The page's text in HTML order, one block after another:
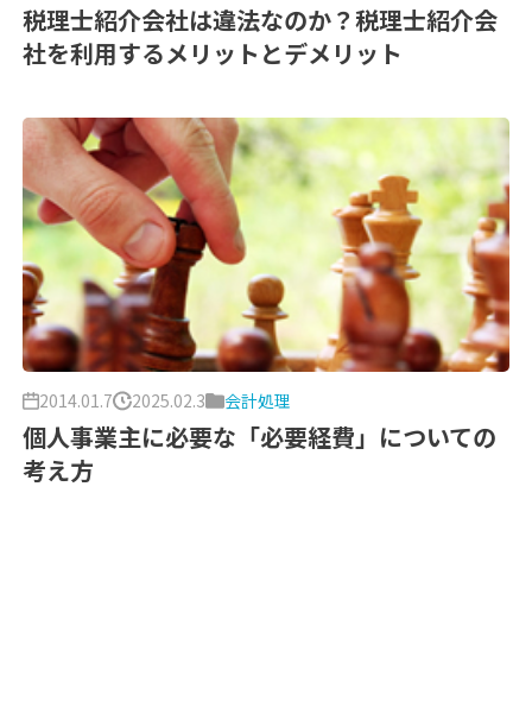
税理士紹介会社は違法なのか？税理士紹介会
社を利用するメリットとデメリット
2014.01.7 2025.02.3 会計処理
個人事業主に必要な「必要経費」についての
考え方